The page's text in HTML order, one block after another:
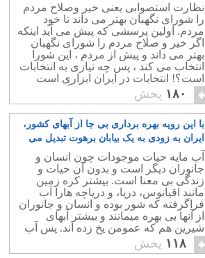
نظارت استصوابی یعنی خیر وصلاح مردم
را شورای نگهبان بهتر می داند تا خود
مردم. اولین پرسشی که پیش می آید اینکه
اگر خیر و صلاح مردم را شورای نگهبان
بهتر می داند و پیش از مردم ، این شورا
انتخاب می کند ، پس چه نیازی به انتخابات
است؟! انتخابات در ایران ابزاری است
برای فریب مردم. اینکه مردم گمان برند
که در دموکراسی زندگی می کنند و حق
انتخاب به آنها داده شده است.
۱۸۰ پخش
با این رویه بهره برداری بی جا از آبهای کشور،
ایران به زودی به یک بیابان برهوت تبدیل می
شود
آب مایه حیات موجودات چون انسان و
جانوران دیگر است و بدون آن حیات و
زندگی بی معنا است. بیشتر کره زمین
مانند اقیانوس، دریا، و دریاچه هارا آب
فراگرفته که شور بوده و انسان و جانوران
از آنها بی بهره میمانند و بیشتر آبهای
شیرین هم که عمومن یخ زده اند. پس آب
شیرین مصرفی انسان و حیوانات کم و
محدود است.
۱۱۸ پخش